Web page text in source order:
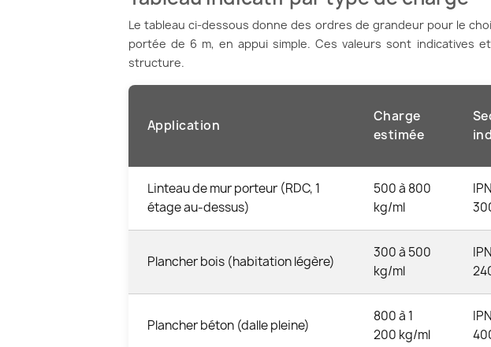
Le tableau ci-dessous donne des ordres de grandeur pour le
portée de 6 m, en appui simple. Ces valeurs sont indicatives
structure.
Application
Charge
estimée
Linteau de mur porteur (RDC, 1
étage au-dessus)
500 à 800
kg/ml
Plancher bois (habitation légère)
300 à 500
kg/ml
Plancher béton (dalle pleine)
800 à 1
200 kg/ml